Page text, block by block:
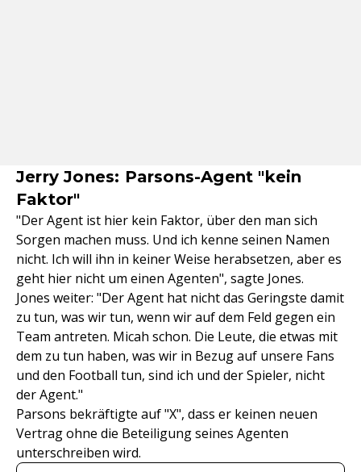
Jerry Jones: Parsons-Agent "kein
Faktor"
"Der Agent ist hier kein Faktor, über den man sich
Sorgen machen muss. Und ich kenne seinen Namen
nicht. Ich will ihn in keiner Weise herabsetzen, aber es
geht hier nicht um einen Agenten", sagte Jones.
Jones weiter: "Der Agent hat nicht das Geringste damit
zu tun, was wir tun, wenn wir auf dem Feld gegen ein
Team antreten. Micah schon. Die Leute, die etwas mit
dem zu tun haben, was wir in Bezug auf unsere Fans
und den Football tun, sind ich und der Spieler, nicht
der Agent."
Parsons bekräftigte auf "X", dass er keinen neuen
Vertrag ohne die Beteiligung seines Agenten
unterschreiben wird.